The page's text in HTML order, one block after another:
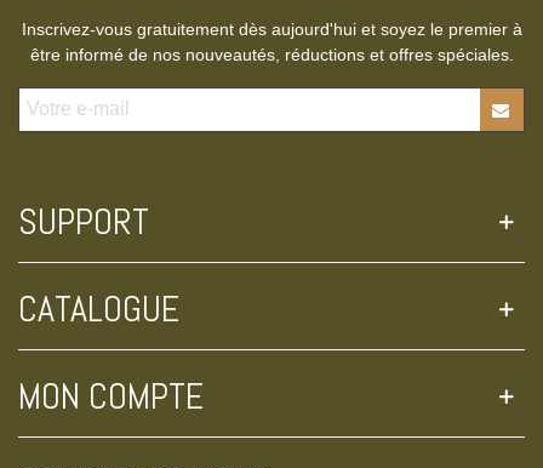
Inscrivez-vous gratuitement dès aujourd'hui et soyez le premier à
être informé de nos nouveautés, réductions et offres spéciales.
SUPPORT
CATALOGUE
MON COMPTE